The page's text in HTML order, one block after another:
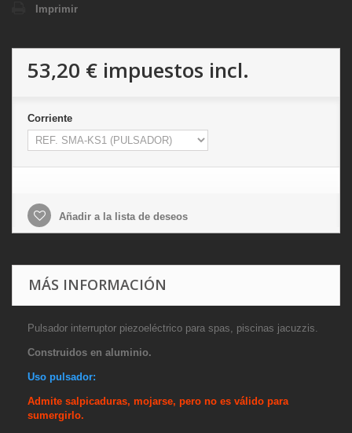
Imprimir
53,20 € impuestos incl.
Corriente
Añadir a la lista de deseos
MÁS INFORMACIÓN
Pulsador interruptor piezoeléctrico para spas, piscinas jacuzzis.
Construidos en aluminio.
Uso pulsador:
Admite salpicaduras, mojarse, pero no es válido para
sumergirlo.